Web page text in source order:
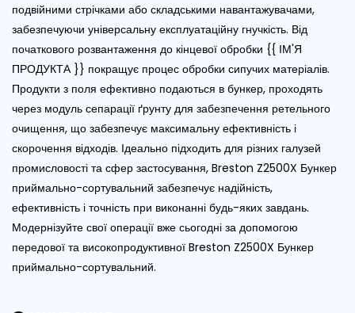
подвійними стрічками або складськими навантажувачами,
забезпечуючи універсальну експлуатаційну гнучкість. Від
початкового розвантаження до кінцевої обробки {{ ІМ'Я
ПРОДУКТА }} покращує процес обробки сипучих матеріалів.
Продукти з поля ефективно подаються в бункер, проходять
через модуль сепарації ґрунту для забезпечення ретельного
очищення, що забезпечує максимальну ефективність і
скорочення відходів. Ідеально підходить для різних галузей
промисловості та сфер застосування, Breston Z2500X Бункер
приймально-сортувальний забезпечує надійність,
ефективність і точність при виконанні будь-яких завдань.
Модернізуйте свої операції вже сьогодні за допомогою
передової та високопродуктивної Breston Z2500X Бункер
приймально-сортувальний.